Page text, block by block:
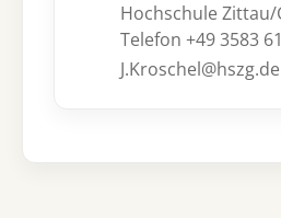
Hochschule
Telefon +49 3583
J.Kroschel@hszg.de